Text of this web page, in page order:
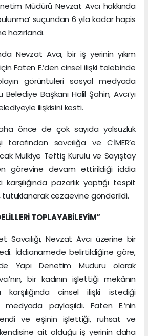
Müdürü Nevzat Avcı hakkında
suçundan 6 yıla kadar hapis
Nevzat Avcı, bir iş yerinin yıkım
Faten E.’den cinsel ilişki talebinde
görüntüleri sosyal medyada
Belediye Başkanı Halil Şahin, Avcı’yı
ilişkisini kesti.
önce de çok sayıda yolsuzluk
tarafından savcılığa ve CİMER’e
Mülkiye Teftiş Kurulu ve Sayıştay
görevine devam ettirildiği iddia
pazarlık yaptığı tespit
tutuklanarak cezaevine gönderildi.
TOPLAYABİLEYİM”
Savcılığı, Nevzat Avcı üzerine bir
İddianamede belirtildiğine göre,
Yapı Denetim Müdürü olarak
bir kadının işlettiği mekânın
karşılığında cinsel ilişki istediği
paylaşıldı. Faten E.’nin
ve eşinin işlettiği, ruhsat ve
ait olduğu iş yerinin daha